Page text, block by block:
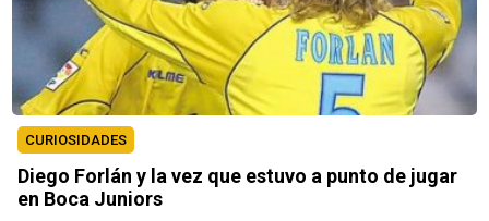
CURIOSIDADES
Diego Forlán y la vez que estuvo a punto de jugar
en Boca Juniors